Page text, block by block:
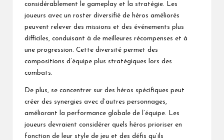
considérablement le gameplay et la stratégie. Les
joueurs avec un roster diversifié de héros améliorés
peuvent relever des missions et des événements plus
difficiles, conduisant à de meilleures récompenses et à
une progression. Cette diversité permet des
compositions d’équipe plus stratégiques lors des
combats.
De plus, se concentrer sur des héros spécifiques peut
créer des synergies avec d’autres personnages,
améliorant la performance globale de l’équipe. Les
joueurs devraient considérer quels héros prioriser en
fonction de leur style de jeu et des défis qu’ils